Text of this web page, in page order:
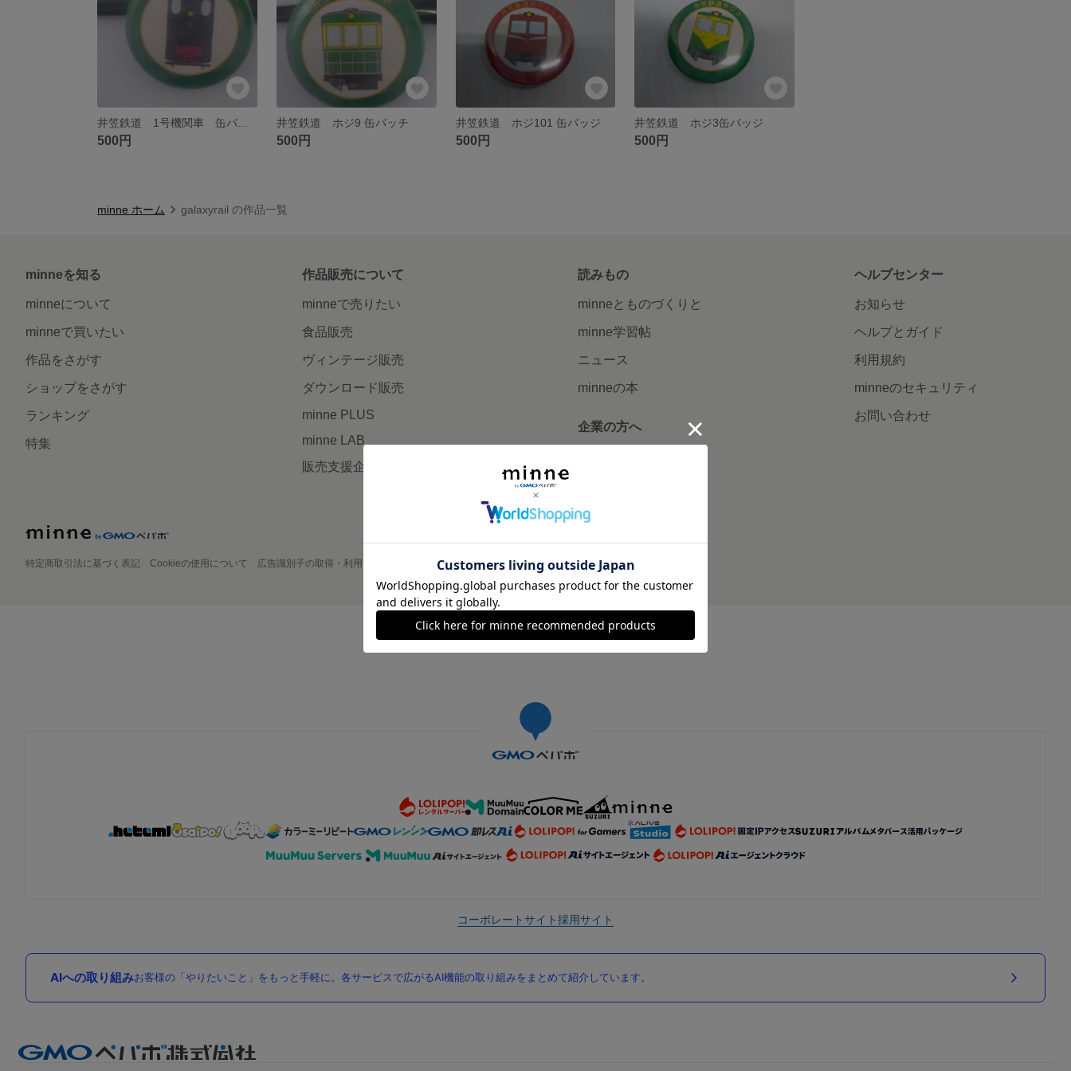
500円
井笠鉄道 ホジ9 缶バッチ
500円
井笠鉄道 ホジ101 缶バッジ
500円
井笠鉄道 ホジ3缶バッジ
500円
minne ホーム galaxyrail の作品一覧
minneを知る
minneについて
minneで買いたい
作品をさがす
ショップをさがす
ランキング
特集
作品販売について
minneで売りたい
食品販売
ヴィンテージ販売
ダウンロード販売
minne PLUS
minne LAB
販売支援企画・イベント
読みもの
minneとものづくりと
minne学習帖
ニュース
minneの本
企業の方へ
ヘルプセンター
お知らせ
ヘルプとガイド
利用規約
minneのセキュリティ
お問い合わせ
特定商取引法に基づく表記 Cookieの使用について 広告識別子の取得・利用 プライバシーポリシー 会社概要 採用情報 メディアキット
©GMO Pepabo, Inc. All rights reserved.
コーポレートサイト採用サイト
AIへの取り組みお客様の「やりたいこと」をもっと手軽に。各サービスで広がるAI機能の取り組みをまとめて紹介しています。